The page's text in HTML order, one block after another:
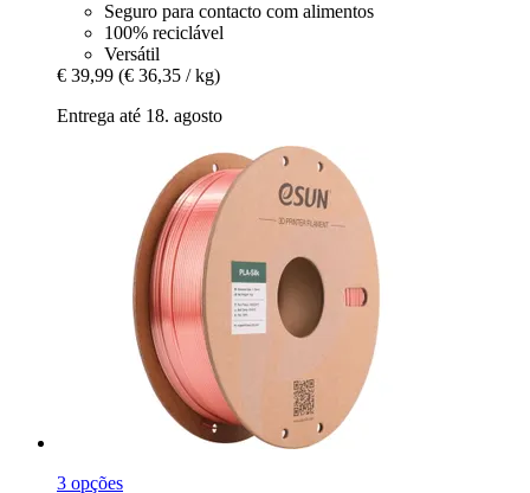
Seguro para contacto com alimentos
100% reciclável
Versátil
€ 39,99 (€ 36,35 / kg)
Entrega até 18. agosto
3 opções